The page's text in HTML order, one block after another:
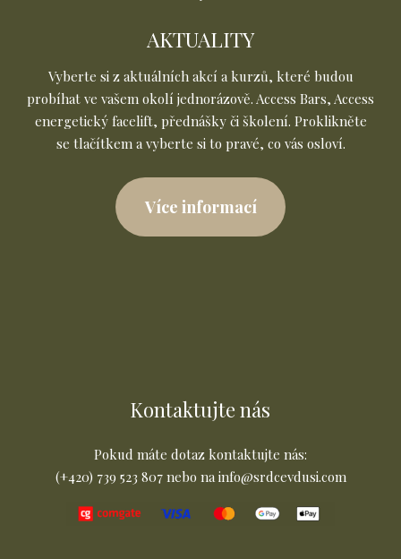
AKTUALITY
Vyberte si z aktuálních akcí a kurzů, které budou
probíhat ve vašem okolí jednorázově. Access Bars, Access
energetický facelift, přednášky či školení. Proklikněte
se tlačítkem a vyberte si to pravé, co vás osloví.
Více informací
Kontaktujte nás
Pokud máte dotaz kontaktujte nás:
(+420) 739 523 807 nebo na info@srdcevdusi.com